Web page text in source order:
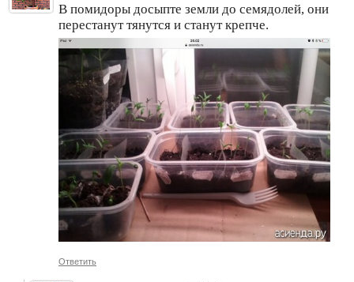
В помидоры досыпте земли до семядолей, они
перестанут тянутся и станут крепче.
Ответить